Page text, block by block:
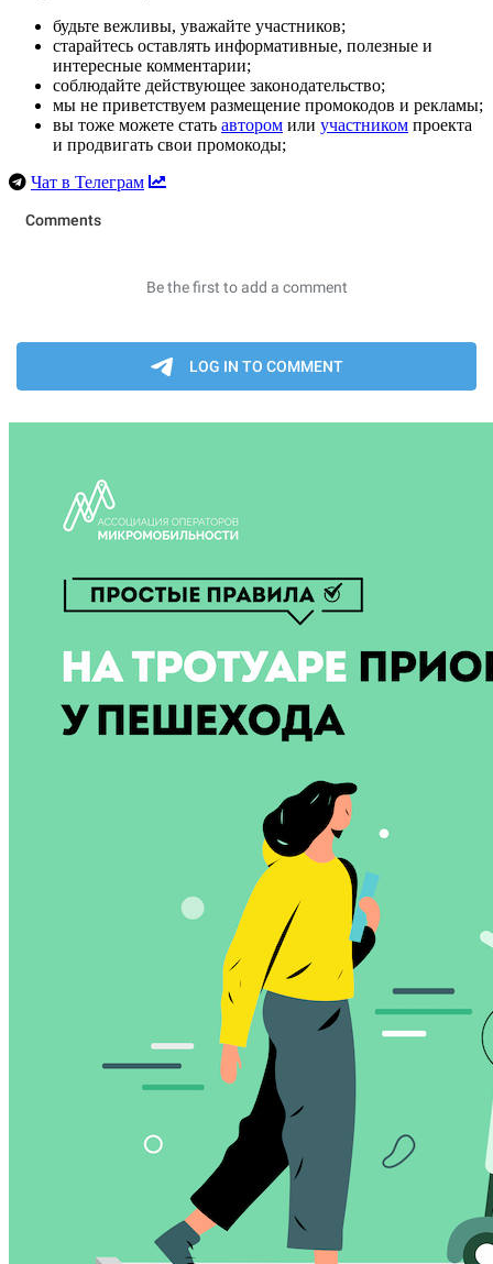
будьте вежливы, уважайте участников;
старайтесь оставлять информативные, полезные и
интересные комментарии;
соблюдайте действующее законодательство;
мы не приветствуем размещение промокодов и рекламы;
вы тоже можете стать автором или участником проекта
и продвигать свои промокоды;
Чат в Телеграм